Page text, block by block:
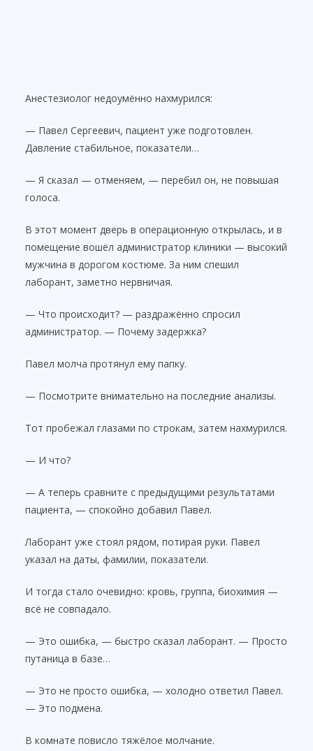
Анестезиолог недоумённо нахмурился:
— Павел Сергеевич, пациент уже подготовлен.
Давление стабильное, показатели…
— Я сказал — отменяем, — перебил он, не повышая
голоса.
В этот момент дверь в операционную открылась, и в
помещение вошёл администратор клиники — высокий
мужчина в дорогом костюме. За ним спешил
лаборант, заметно нервничая.
— Что происходит? — раздражённо спросил
администратор. — Почему задержка?
Павел молча протянул ему папку.
— Посмотрите внимательно на последние анализы.
Тот пробежал глазами по строкам, затем нахмурился.
— И что?
— А теперь сравните с предыдущими результатами
пациента, — спокойно добавил Павел.
Лаборант уже стоял рядом, потирая руки. Павел
указал на даты, фамилии, показатели.
И тогда стало очевидно: кровь, группа, биохимия —
всё не совпадало.
— Это ошибка, — быстро сказал лаборант. — Просто
путаница в базе…
— Это не просто ошибка, — холодно ответил Павел.
— Это подмена.
В комнате повисло тяжёлое молчание.